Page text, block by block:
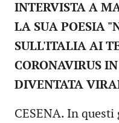
INTERVISTA A
LA SUA POESIA
SULL'ITALIA AI
CORONAVIRUS
DIVENTATA
CESENA. In questi